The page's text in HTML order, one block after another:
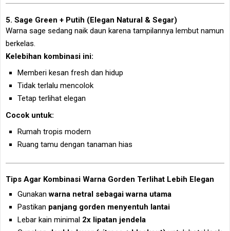
5. Sage Green + Putih (Elegan Natural & Segar)
Warna sage sedang naik daun karena tampilannya lembut namun
berkelas.
Kelebihan kombinasi ini:
Memberi kesan fresh dan hidup
Tidak terlalu mencolok
Tetap terlihat elegan
Cocok untuk:
Rumah tropis modern
Ruang tamu dengan tanaman hias
Tips Agar Kombinasi Warna Gorden Terlihat Lebih Elegan
Gunakanwarna netral sebagai warna utama
Pastikan panjang gorden menyentuh lantai
Lebar kain minimal 2x lipatan jendela